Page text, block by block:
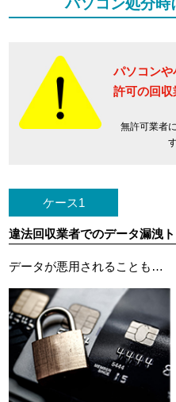
パソコンや
許可の回収
無許可業者
ケース1
違法回収業者でのデータ漏洩
データが悪用されることも…